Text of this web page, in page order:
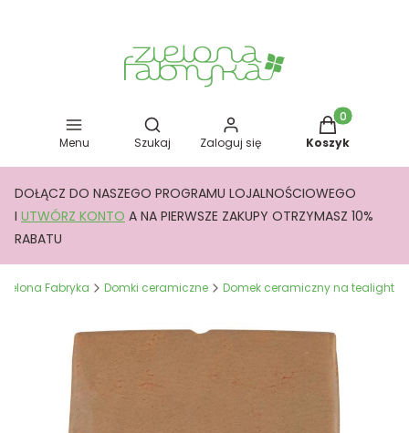
Menu
Otwórz wyszukiwarkę
Szukaj Zaloguj się
Produkty w
Koszyk
DOŁĄCZ DO NASZEGO PROGRAMU LOJALNOŚCIOWEGO
I UTWÓRZ KONTO A NA PIERWSZE ZAKUPY OTRZYMASZ 10%
RABATU
Zielona Fabryka Domki ceramiczne Domek ceramiczny na tealight